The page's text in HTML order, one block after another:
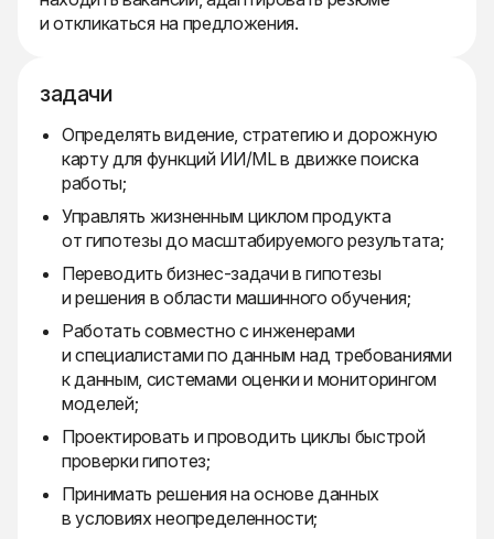
и откликаться на предложения.
задачи
Определять видение, стратегию и дорожную
карту для функций ИИ/ML в движке поиска
работы;
Управлять жизненным циклом продукта
от гипотезы до масштабируемого результата;
Переводить бизнес-задачи в гипотезы
и решения в области машинного обучения;
Работать совместно с инженерами
и специалистами по данным над требованиями
к данным, системами оценки и мониторингом
моделей;
Проектировать и проводить циклы быстрой
проверки гипотез;
Принимать решения на основе данных
в условиях неопределенности;